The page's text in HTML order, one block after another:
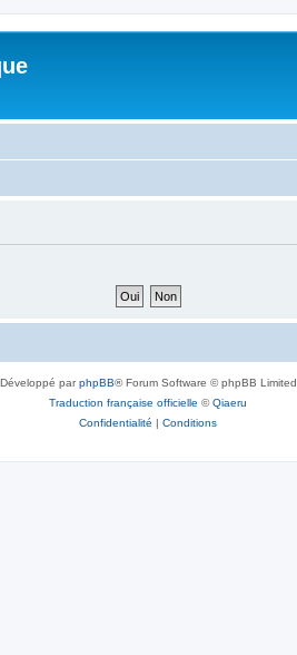
Développé parphpBB® Forum Software © phpBB Limited
Traduction française officielle ©Qiaeru
Confidentialité | Conditions